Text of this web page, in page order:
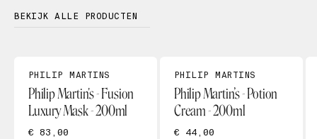
BEKIJK ALLE PRODUCTEN
PHILIP MARTINS
Philip Martin's - Fusion
Luxury Mask - 200ml
€ 83,00
PHILIP MARTINS
Philip Martin’s - Potion
Cream - 200ml
€ 44,00